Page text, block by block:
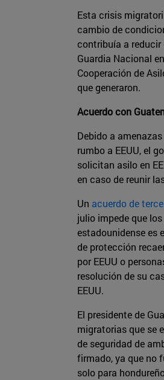
Esta crisis
cambio de
contribuía a reducir
Guardia Nacional
Cooperación de
que generaron.
Acuerdo con
Debido a
rumbo a EEUU, el
solicitan asilo en
en caso de reunir
Un acuerdo de
julio impede que
estadounidense es
de protección
por EEUU o
resolución de su
EEUU.
El presidente de
migratorias que se
de seguridad de
firmado, ya que no
solo para